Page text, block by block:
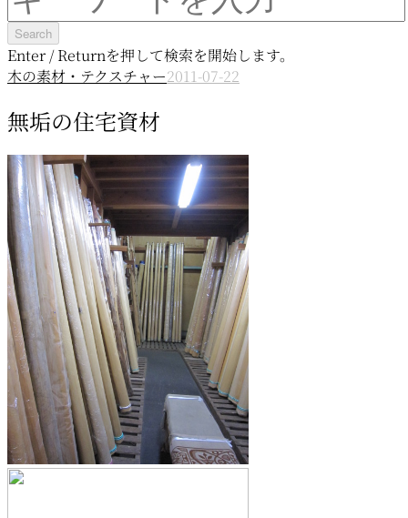
Enter / Returnを押して検索を開始します。
木の素材・テクスチャー2011-07-22
無垢の住宅資材